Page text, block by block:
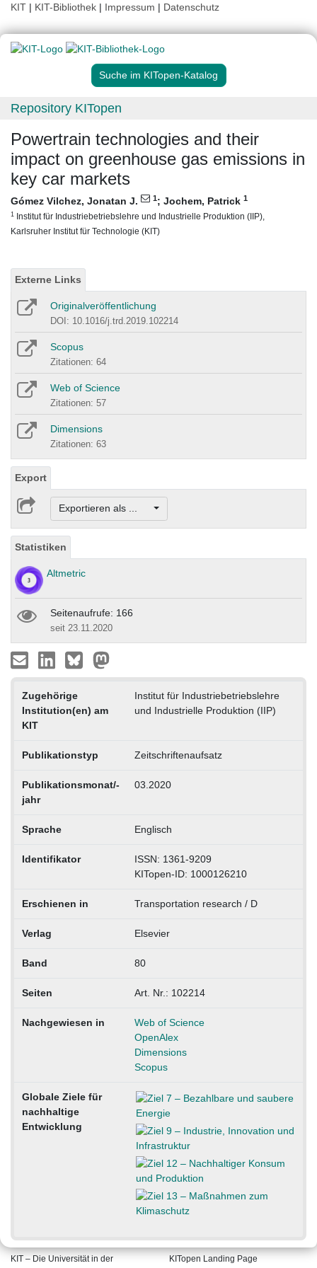
KIT | KIT-Bibliothek | Impressum | Datenschutz
Suche im KITopen-Katalog
Repository KITopen
Powertrain technologies and their
impact on greenhouse gas emissions in
key car markets
Gómez Vilchez, Jonatan J. 1; Jochem, Patrick 1
1 Institut für Industriebetriebslehre und Industrielle Produktion (IIP),
Karlsruher Institut für Technologie (KIT)
Externe Links
Originalveröffentlichung
DOI: 10.1016/j.trd.2019.102214
Scopus
Zitationen: 64
Web of Science
Zitationen: 57
Dimensions
Zitationen: 63
Export
Exportieren als ...
Statistiken
Altmetric
Seitenaufrufe: 166
seit 23.11.2020
Zugehörige
Institution(en) am
KIT
Institut für Industriebetriebslehre
und Industrielle Produktion (IIP)
Publikationstyp Zeitschriftenaufsatz
Publikationsmonat/-
jahr
03.2020
Sprache Englisch
Identifikator
ISSN: 1361-9209
KITopen-ID: 1000126210
Erschienen in Transportation research / D
Verlag Elsevier
Band 80
Seiten Art. Nr.: 102214
Nachgewiesen in
Web of Science
OpenAlex
Dimensions
Scopus
Globale Ziele für
nachhaltige
Entwicklung
KIT – Die Universität in der KITopen Landing Page